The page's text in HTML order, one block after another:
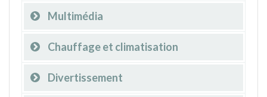
Multimédia
Chauffage et climatisation
Divertissement